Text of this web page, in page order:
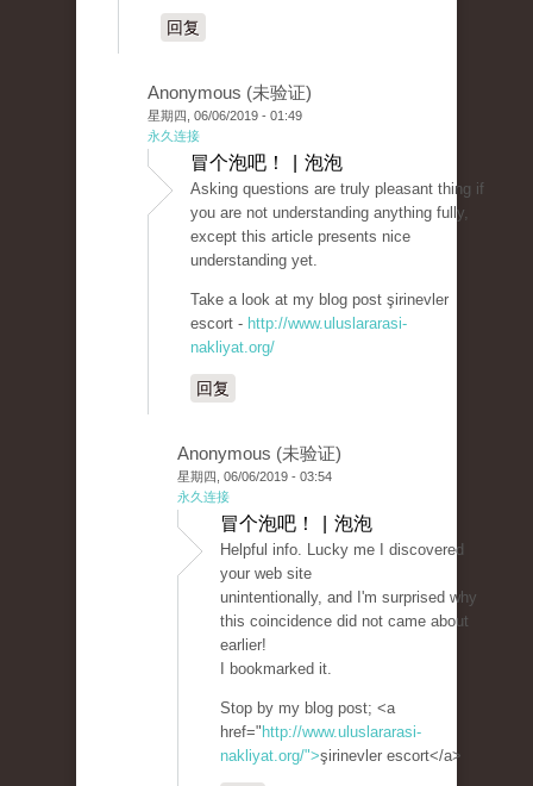
回复
Anonymous (未验证)
星期四, 06/06/2019 - 01:49
永久连接
冒个泡吧！ | 泡泡
Asking questions are truly pleasant thing if
you are not understanding anything fully,
except this article presents nice
understanding yet.
Take a look at my blog post şirinevler
escort - http://www.uluslararasi-
nakliyat.org/
回复
Anonymous (未验证)
星期四, 06/06/2019 - 03:54
永久连接
冒个泡吧！ | 泡泡
Helpful info. Lucky me I discovered
your web site
unintentionally, and I'm surprised why
this coincidence did not came about
earlier!
I bookmarked it.
Stop by my blog post; <a
href=" http://www.uluslararasi-
nakliyat.org/">şirinevler escort</a>